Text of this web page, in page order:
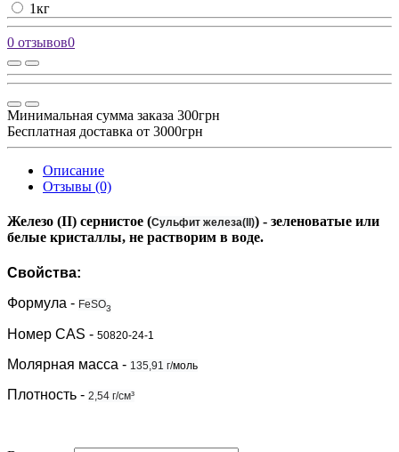
1кг
0 отзывов0
Минимальная сумма заказа 300грн
Бесплатная доставка от 3000грн
Описание
Отзывы (0)
Железо (II) сернистое (Сульфит железа(II)) - зеленоватые или
белые кристаллы, не растворим в воде.
Свойства:
Формула - FeSO3
Номер CAS - 50820-24-1
Молярная масса - 135,91 г/моль
Плотность - 2,54 г/см³